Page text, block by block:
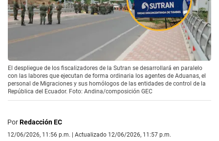
El despliegue de los fiscalizadores de la Sutran se desarrollará en paralelo
con las labores que ejecutan de forma ordinaria los agentes de Aduanas, el
personal de Migraciones y sus homólogos de las entidades de control de la
República del Ecuador. Foto: Andina/composición GEC
PorRedacción EC
12/06/2026, 11:56 p.m. | Actualizado 12/06/2026, 11:57 p.m.